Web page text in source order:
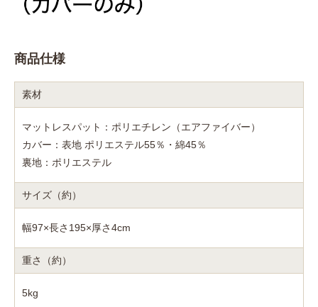
商品仕様
素材
マットレスパット：ポリエチレン（エアファイバー）
カバー：表地 ポリエステル55％・綿45％
裏地：ポリエステル
サイズ（約）
幅97×長さ195×厚さ4cm
重さ（約）
5kg